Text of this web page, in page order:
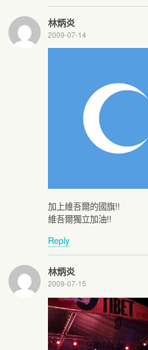
林炳炎
2009-07-14
加上維吾爾的國旗!!
維吾爾獨立加油!!
Reply
林炳炎
2009-07-15